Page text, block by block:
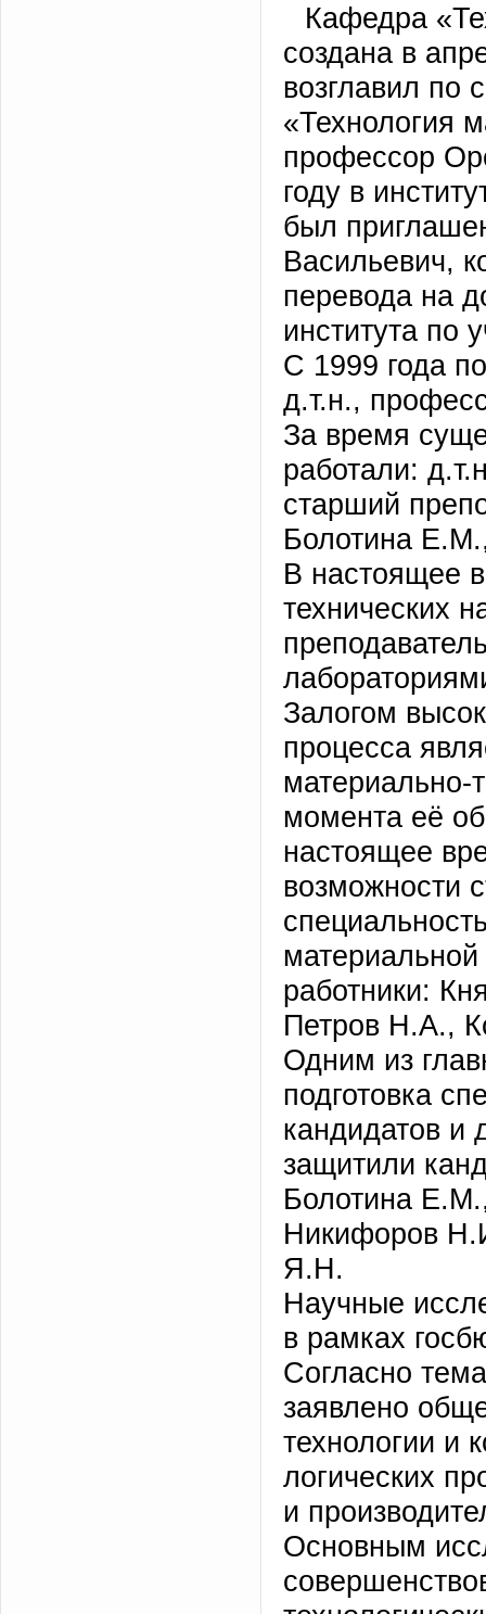
Кафедра
создана в
возглавил по
«Технология
профессор
году в
был
Васильевич,
перевода на
института по
С 1999 года
д.т.н.,
За время
работали:
старший
Болотина
В настоящее
технических
Залогом
процесса
материально-
момента её
настоящее
возможности
работники:
Петров Н.А.,
Одним из
подготовка
кандидатов и
защитили
Болотина
Никифоров
Я.Н.
Научные
в рамках
Согласно
заявлено
технологии и
логических
и
Основным